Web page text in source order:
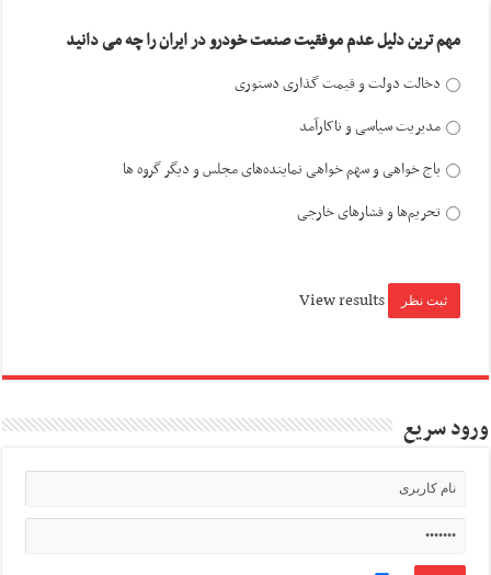
مهم ترین دلیل عدم موفقیت صنعت خودرو در ایران را چه می دانید
دخالت دولت و قیمت گذاری دستوری
مدیریت سیاسی و ناکارآمد
باج خواهی و سهم خواهی نماینده‌های مجلس و دیگر گروه ها
تحریم‌ها و فشارهای خارجی
View results
ورود سریع